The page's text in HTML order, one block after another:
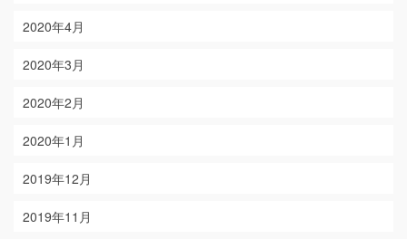
2020年4月
2020年3月
2020年2月
2020年1月
2019年12月
2019年11月